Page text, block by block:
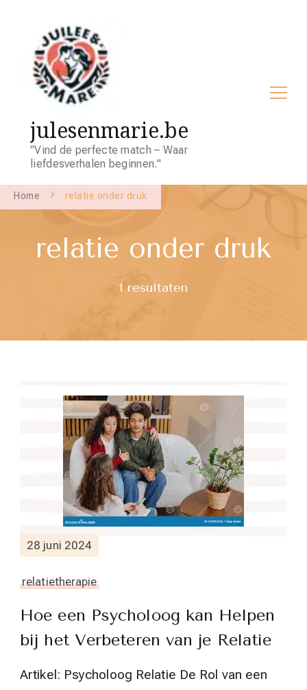
julesenmarie.be
"Vind de perfecte match – Waar
liefdesverhalen beginnen."
Home relatie onder druk
relatie onder druk
1 resultaten
28 juni 2024
relatietherapie
Hoe een Psycholoog kan Helpen
bij het Verbeteren van je Relatie
Artikel: Psycholoog Relatie De Rol van een